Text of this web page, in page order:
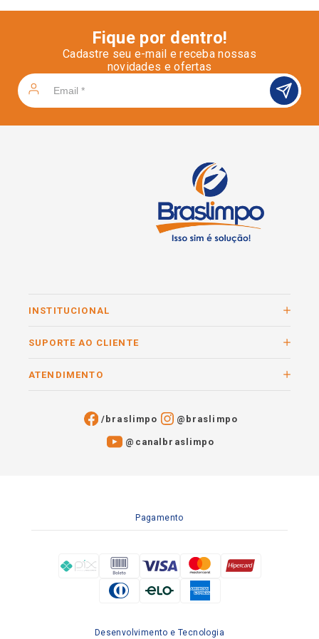
Fique por dentro!
Cadastre seu e-mail e receba nossas
novidades e ofertas
INSTITUCIONAL
SUPORTE AO CLIENTE
ATENDIMENTO
/braslimpo @braslimpo
@canalbraslimpo​
Pagamento
Desenvolvimento e Tecnologia